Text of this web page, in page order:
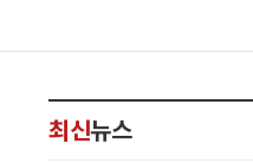
최신뉴스